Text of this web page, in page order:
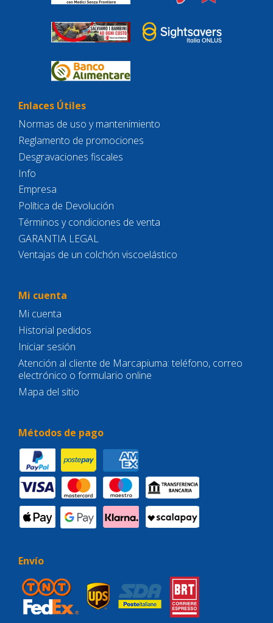
Enlaces Útiles
Normas de uso y mantenimiento
Reglamento de promociones
Desgravaciones fiscales
Info
Empresa
Política de Devolución
Términos y condiciones de venta
GARANTIA LEGAL
Ventajas de un colchón viscoelástico
Mi cuenta
Mi cuenta
Historial pedidos
Iniciar sesión
Atención al cliente de Marcapiuma: teléfono, correo
electrónico o formulario online
Mapa del sitio
Métodos de pago
Envío